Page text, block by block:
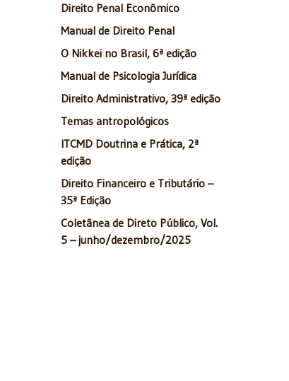
Direito Penal Econômico
Manual de Direito Penal
O Nikkei no Brasil, 6ª edição
Manual de Psicologia Jurídica
Direito Administrativo, 39ª edição
Temas antropológicos
ITCMD Doutrina e Prática, 2ª
edição
Direito Financeiro e Tributário –
35ª Edição
Coletânea de Direto Público, Vol.
5 – junho/dezembro/2025